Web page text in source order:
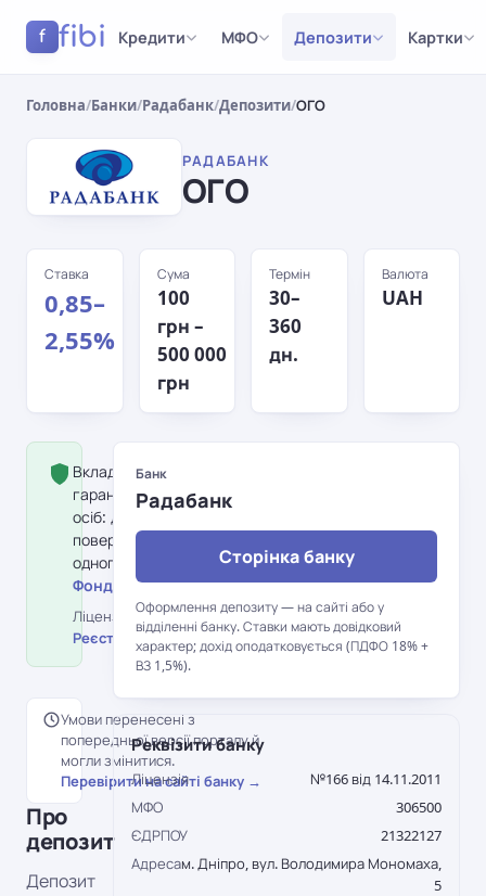
f fibi Кредити МФО Депозити Картки
Головна/Банки/Радабанк/Депозити/ОГО
РАДАБАНК
ОГО
Ставка
0,85–
2,55%
Сума
100
грн –
500 000
грн
Термін
30–
360
дн.
Валюта
UAH
Вклад застрахований Фондом
гарантування вкладів фізичних
осіб: держава гарантує
повернення до 600 000 грн на
одного вкладника в банку.
Фонд гарантування вкладів →
Ліцензія НБУ №166 від 14.11.2011 ·
Реєстр НБУ →
Умови перенесені з
попередньої версії порталу й
могли змінитися.
Перевірити на сайті банку →
Про
депозит
Депозит
Банк
Радабанк
Сторінка банку
Оформлення депозиту — на сайті або у
відділенні банку. Ставки мають довідковий
характер; дохід оподатковується (ПДФО 18% +
ВЗ 1,5%).
Реквізити банку
Ліцензія
№166 від 14.11.2011
МФО
306500
ЄДРПОУ
21322127
Адресам. Дніпро, вул. Володимира Мономаха,
5